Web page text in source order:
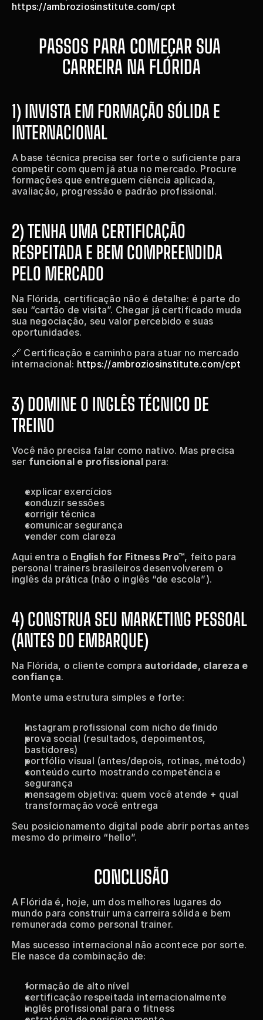
https://ambroziosinstitute.com/cpt
PASSOS PARA COMEÇAR SUA
CARREIRA NA FLÓRIDA
1) INVISTA EM FORMAÇÃO SÓLIDA E
INTERNACIONAL
A base técnica precisa ser forte o suficiente para
competir com quem já atua no mercado. Procure
formações que entreguem ciência aplicada,
avaliação, progressão e padrão profissional.
2) TENHA UMA CERTIFICAÇÃO
RESPEITADA E BEM COMPREENDIDA
PELO MERCADO
Na Flórida, certificação não é detalhe: é parte do
seu “cartão de visita”. Chegar já certificado muda
sua negociação, seu valor percebido e suas
oportunidades.
🔗 Certificação e caminho para atuar no mercado
internacional: https://ambroziosinstitute.com/cpt
3) DOMINE O INGLÊS TÉCNICO DE
TREINO
Você não precisa falar como nativo. Mas precisa
ser funcional e profissional para:
explicar exercícios
conduzir sessões
corrigir técnica
comunicar segurança
vender com clareza
Aqui entra o English for Fitness Pro™, feito para
personal trainers brasileiros desenvolverem o
inglês da prática (não o inglês “de escola”).
4) CONSTRUA SEU MARKETING PESSOAL
(ANTES DO EMBARQUE)
Na Flórida, o cliente compra autoridade, clareza e
confiança.
Monte uma estrutura simples e forte:
Instagram profissional com nicho definido
prova social (resultados, depoimentos,
bastidores)
portfólio visual (antes/depois, rotinas, método)
conteúdo curto mostrando competência e
segurança
mensagem objetiva: quem você atende + qual
transformação você entrega
Seu posicionamento digital pode abrir portas antes
mesmo do primeiro “hello”.
CONCLUSÃO
A Flórida é, hoje, um dos melhores lugares do
mundo para construir uma carreira sólida e bem
remunerada como personal trainer.
Mas sucesso internacional não acontece por sorte.
Ele nasce da combinação de:
formação de alto nível
certificação respeitada internacionalmente
inglês profissional para o fitness